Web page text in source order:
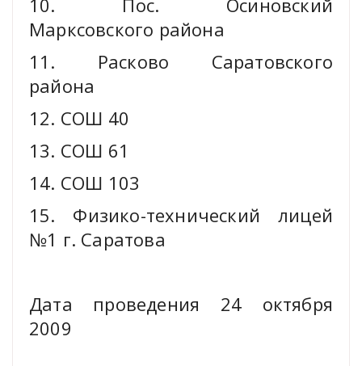
10. Пос. Осиновский
Марксовского района
11. Расково Саратовского
района
12. СОШ 40
13. СОШ 61
14. СОШ 103
15. Физико-технический лицей
№1 г. Саратова
Дата проведения 24 октября
2009